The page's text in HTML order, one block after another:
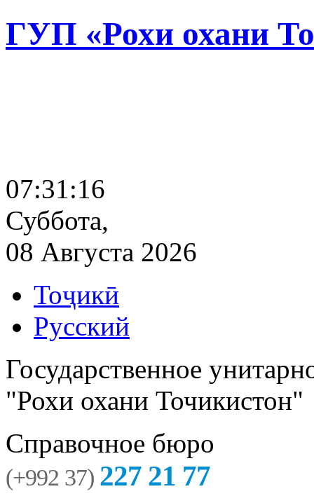
ГУП «Рохи охани
07:31:17
Суббота,
08 Августа 2026
Тоҷикӣ
Русский
Государственное
"Рохи охани Точикистон"
Справочное бюро
(+992 37) 227 21 77